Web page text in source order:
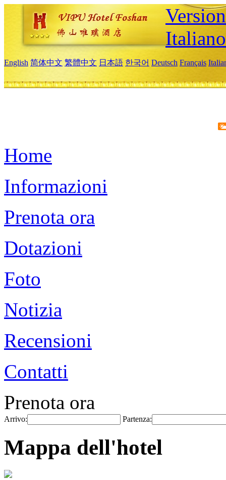
Italiano
English 简体中文 繁體中文 日本語 한국어 Deutsch Français
Home
Informazioni
Prenota ora
Dotazioni
Foto
Notizia
Recensioni
Contatti
Prenota ora
Arrivo: Partenza:
Mappa dell'hotel